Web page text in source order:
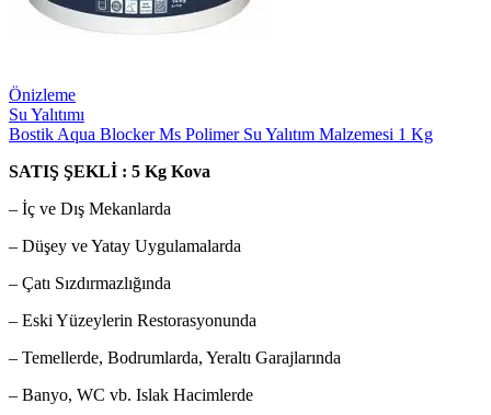
Önizleme
Su Yalıtımı
Bostik Aqua Blocker Ms Polimer Su Yalıtım Malzemesi 1 Kg
SATIŞ ŞEKLİ : 5 Kg Kova
– İç ve Dış Mekanlarda
– Düşey ve Yatay Uygulamalarda
– Çatı Sızdırmazlığında
– Eski Yüzeylerin Restorasyonunda
– Temellerde, Bodrumlarda, Yeraltı Garajlarında
– Banyo, WC vb. Islak Hacimlerde